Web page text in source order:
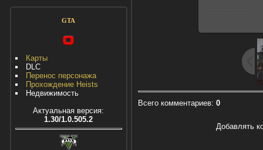
GTA
Карты
DLC
Перенос персонажа
Прохождение Heists
Недвижимость
Актуальная версия:
1.30/1.0.505.2
Всего комментариев: 0
Добавлять